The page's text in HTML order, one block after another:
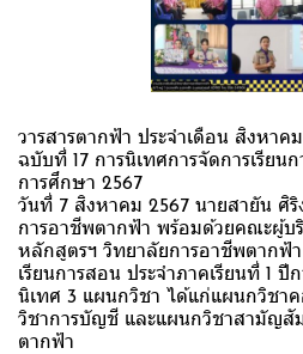
วารสารตากฟ้า ประจำเดือน สิงหาค
ฉบับที่ 17 การนิเทศการจัดการเรียน
การศึกษา 2567
วันที่ 7 สิงหาคม 2567 นายสายัน ศิริ
การอาชีพตากฟ้า พร้อมด้วยคณะผู้บ
หลักสูตรฯ วิทยาลัยการอาชีพตากฟ้า
เรียนการสอน ประจำภาคเรียนที่ 1
นิเทศ 3 แผนกวิชา ได้แก่แผนกวิชา
วิชาการบัญชี และแผนกวิชาสามัญ
ตากฟ้า